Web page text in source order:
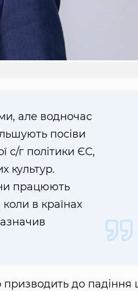
але водночас
посіви
с/г політики ЄС,
культур.
працюють
в країнах
до падіння